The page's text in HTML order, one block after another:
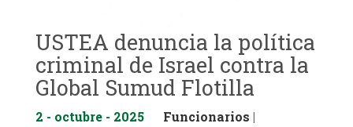
USTEA denuncia la política
criminal de Israel contra la
Global Sumud Flotilla
2 - octubre - 2025 Funcionarios |